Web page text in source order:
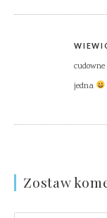
jedna
Zostaw